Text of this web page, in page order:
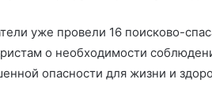
уже провели 16 поисково-
о необходимости
опасности для жизни и